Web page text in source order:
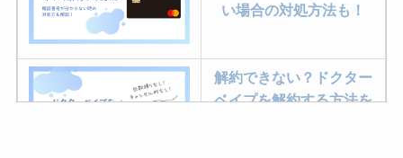
い場合の対処方法も！
解約できない？ドクター
ベイプを解約する方法を